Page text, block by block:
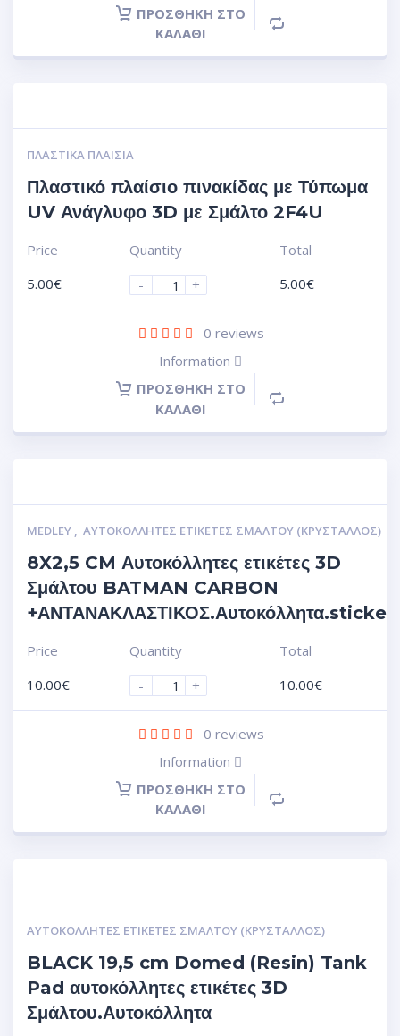
ΠΡΟΣΘΉΚΗ ΣΤΟ
ΚΑΛΆΘΙ
ΠΛΑΣΤΙΚΆ ΠΛΑΊΣΙΑ
Πλαστικό πλαίσιο πινακίδας με Τύπωμα
UV Ανάγλυφο 3D με Σμάλτο 2F4U
Price
5.00€
Quantity
-
+
Total
5.00€
0 reviews
Information
ΠΡΟΣΘΉΚΗ ΣΤΟ
ΚΑΛΆΘΙ
MEDLEY , ΑΥΤΟΚΌΛΛΗΤΕΣ ΕΤΙΚΈΤΕΣ ΣΜΆΛΤΟΥ (ΚΡΥΣΤΑΛΛΟΣ)
8X2,5 CM Αυτοκόλλητες ετικέτες 3D
Σμάλτου BATMAN CARBON
Price
10.00€
Quantity
-
+
Total
10.00€
0 reviews
Information
ΠΡΟΣΘΉΚΗ ΣΤΟ
ΚΑΛΆΘΙ
ΑΥΤΟΚΌΛΛΗΤΕΣ ΕΤΙΚΈΤΕΣ ΣΜΆΛΤΟΥ (ΚΡΥΣΤΑΛΛΟΣ)
BLACK 19,5 cm Domed (Resin) Tank
Pad αυτοκόλλητες ετικέτες 3D
Σμάλτου.Αυτοκόλλητα